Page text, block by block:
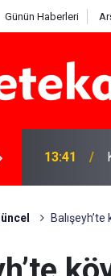
Günün Haberleri
13:41